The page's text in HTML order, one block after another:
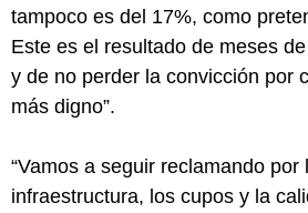
tampoco es del 17%, como
Este es el resultado de meses
y de no perder la convicción por
más digno”.
“Vamos a seguir reclamando
infraestructura, los cupos y la